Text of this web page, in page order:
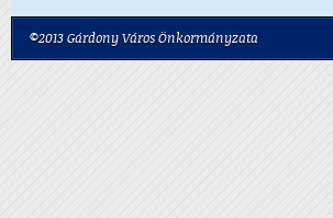
©2013 Gárdony Város Önkormányzata